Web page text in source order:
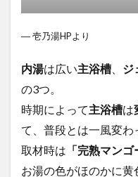
― 壱乃湯HPより
内湯は広い主浴槽 ジ
の3つ。
時期によって主浴槽は
て、普段とは一風変わ
取材時は 「完熟マン
お湯の色がほのかに